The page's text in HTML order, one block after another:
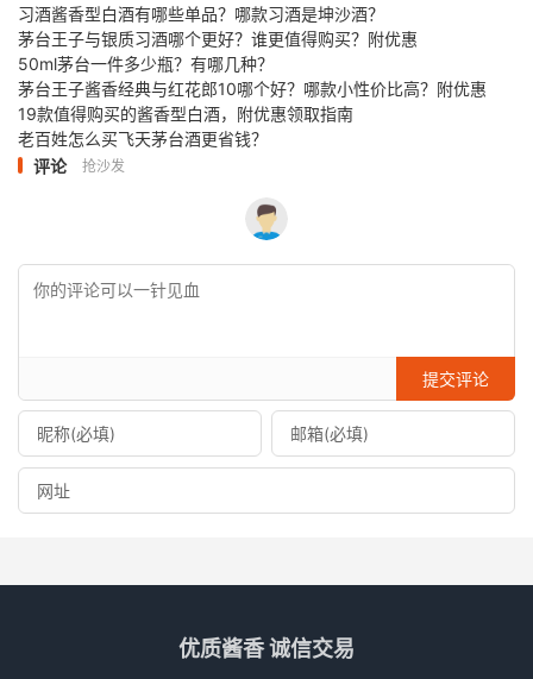
习酒酱香型白酒有哪些单品？哪款习酒是坤沙酒？
茅台王子与银质习酒哪个更好？谁更值得购买？附优惠
50ml茅台一件多少瓶？有哪几种？
茅台王子酱香经典与红花郎10哪个好？哪款小性价比高？附优惠
19款值得购买的酱香型白酒，附优惠领取指南
老百姓怎么买飞天茅台酒更省钱？
评论
抢沙发
提交评论
优质酱香 诚信交易